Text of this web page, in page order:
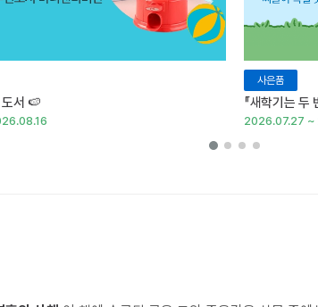
서 🍉
사은품
『새학기는 두
2026.07.27 ~